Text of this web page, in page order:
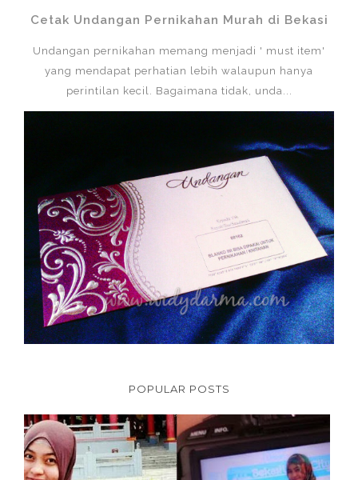
Cetak Undangan Pernikahan Murah di Bekasi
Undangan pernikahan memang menjadi ' must item'
yang mendapat perhatian lebih walaupun hanya
perintilan kecil. Bagaimana tidak, unda...
POPULAR POSTS